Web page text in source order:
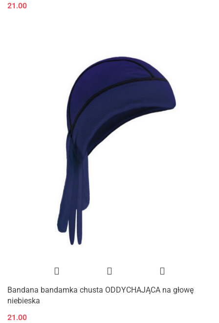
21.00
Bandana bandamka chusta ODDYCHAJĄCA na głowę
niebieska
21.00